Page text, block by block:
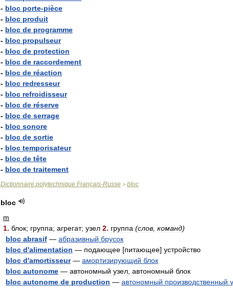
- bloc porte-pièce
- bloc produit
- bloc de programme
- bloc propulseur
- bloc de protection
- bloc de raccordement
- bloc de réaction
- bloc redresseur
- bloc refroidisseur
- bloc de réserve
- bloc de serrage
- bloc sonore
- bloc de sortie
- bloc temporisateur
- bloc de tête
- bloc de traitement
Dictionnaire polytechnique Français-Russe > bloc
bloc
m
1. блок; группа; агрегат; узел 2. группа (слов команд)
bloc abrasif — абразивный брусок
bloc d'alimentation — подающее [питающее] устройство
bloc d'amortisseur — амортизирующий блок
bloc autonome — автономный узел автономный блок
bloc autonome de production — автономный производственный